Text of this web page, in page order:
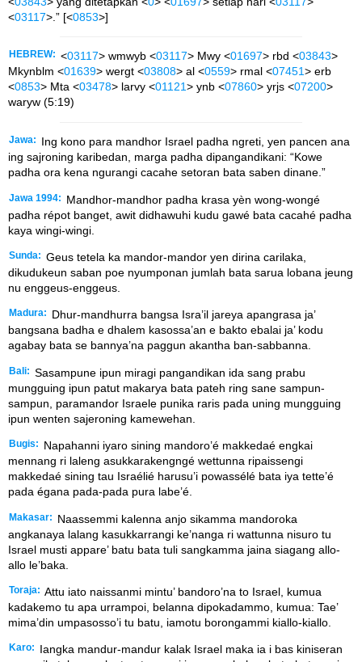
<03117>.” [<0853>]
HEBREW: <03117> wmwyb <03117> Mwy <01697> rbd <03843>
Mkynblm <01639> wergt <03808> al <0559> rmal <07451> erb
<0853> Mta <03478> larvy <01121> ynb <07860> yrjs <07200>
waryw (5:19)
Jawa:
Ing kono para mandhor Israel padha ngreti, yen pancen ana
ing sajroning karibedan, marga padha dipangandikani: “Kowe
padha ora kena ngurangi cacahe setoran bata saben dinane.”
Jawa 1994:
Mandhor-mandhor padha krasa yèn wong-wongé
padha répot banget, awit didhawuhi kudu gawé bata cacahé padha
kaya wingi-wingi.
Sunda: Geus tetela ka mandor-mandor yen dirina carilaka,
dikudukeun saban poe nyumponan jumlah bata sarua lobana jeung
nu enggeus-enggeus.
Madura:
Dhur-mandhurra bangsa Isra’il jareya apangrasa ja’
bangsana badha e dhalem kasossa’an e bakto ebalai ja’ kodu
agabay bata se bannya’na paggun akantha ban-sabbanna.
Bali: Sasampune ipun miragi pangandikan ida sang prabu
mungguing ipun patut makarya bata pateh ring sane sampun-
sampun, paramandor Israele punika raris pada uning mungguing
ipun wenten sajeroning kamewehan.
Bugis:
Napahanni iyaro sining mandoro’é makkedaé engkai
mennang ri laleng asukkarakengngé wettunna ripaissengi
makkedaé sining tau Israélié harusu’i powassélé bata iya tette’é
pada égana pada-pada pura labe’é.
Makasar:
Naassemmi kalenna anjo sikamma mandoroka
angkanaya lalang kasukkarrangi ke’nanga ri wattunna nisuro tu
Israel musti appare’ batu bata tuli sangkamma jaina siagang allo-
allo le’baka.
Toraja: Attu iato naissanmi mintu’ bandoro’na to Israel, kumua
kadakemo tu apa urrampoi, belanna dipokadammo, kumua: Tae’
mima’din umpasosso’i tu batu, iamotu borongammi kiallo-kiallo.
Karo:
Iangka mandur-mandur kalak Israel maka ia i bas kiniseran